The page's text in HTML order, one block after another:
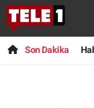
Son Dakika
Anında Manşet
Başka Sohbetler
Son Dakika
Haber
Nöbetçi
Hava Durumu